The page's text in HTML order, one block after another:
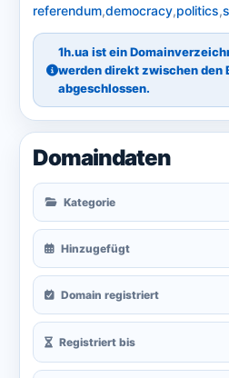
referendum,democracy,politics,
1h.ua ist ein
werden direkt zwischen den
abgeschlossen.
Domaindaten
Kategorie
Hinzugefügt
Domain registriert
Registriert bis